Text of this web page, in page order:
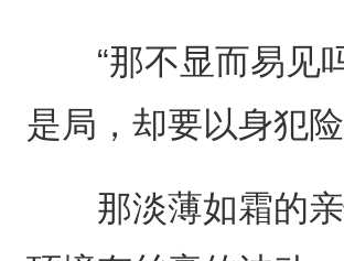
“那不显而易见吗
是局，却要以身犯
那淡薄如霜的亲